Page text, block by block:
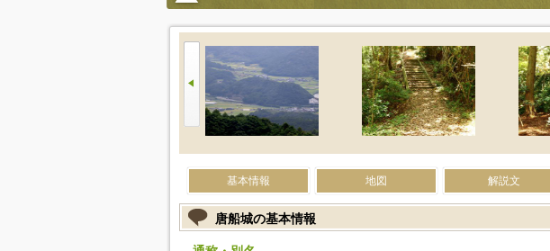
基本情報 地図 解説文
唐船城の基本情報